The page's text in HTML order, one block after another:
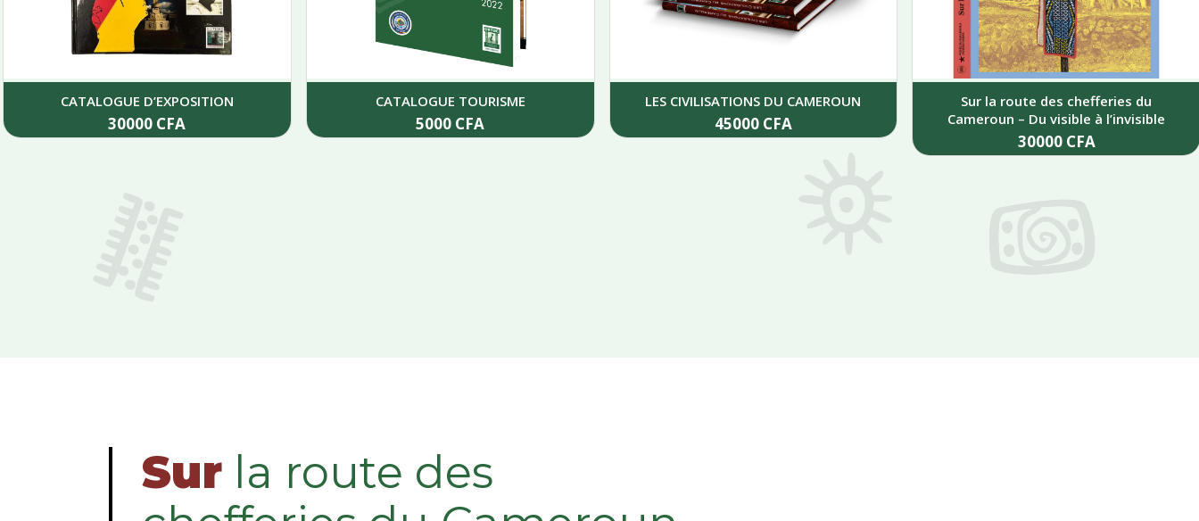
CATALOGUE D’EXPOSITION
30000 CFA
CATALOGUE TOURISME
5000 CFA
LES CIVILISATIONS DU CAMEROUN
45000 CFA
Sur la route des chefferies du
Cameroun – Du visible à l’invisible
30000 CFA
Sur la route des